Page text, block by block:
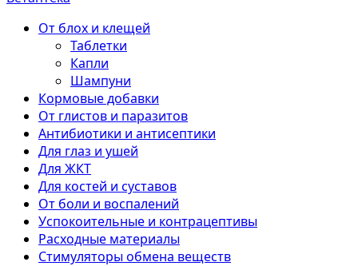
От блох и клещей
Таблетки
Капли
Шампуни
Кормовые добавки
От глистов и паразитов
Антибиотики и антисептики
Для глаз и ушей
Для ЖКТ
Для костей и суставов
От боли и воспалений
Успокоительные и контрацептивы
Расходные материалы
Стимуляторы обмена веществ